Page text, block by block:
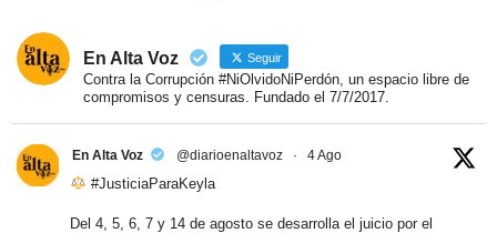
En Alta Voz Seguir
Contra la Corrupción #NiOlvidoNiPerdón, un espacio libre de
compromisos y censuras. Fundado el 7/7/2017.
En Alta Voz @diarioenaltavoz · 4 Ago
#JusticiaParaKeyla
Del 4, 5, 6, 7 y 14 de agosto se desarrolla el juicio por el